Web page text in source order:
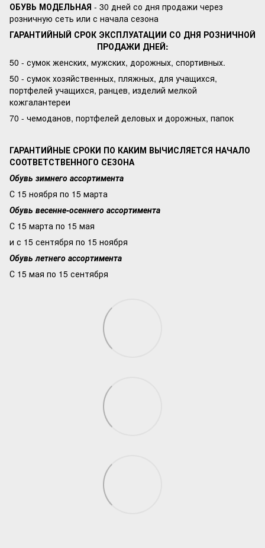
ОБУВЬ МОДЕЛЬНАЯ - 30 дней со дня продажи через
розничную сеть или с начала сезона
ГАРАНТИЙНЫЙ СРОК ЭКСПЛУАТАЦИИ СО ДНЯ РОЗНИЧНОЙ
ПРОДАЖИ ДНЕЙ:
50 - сумок женских, мужских, дорожных, спортивных.
50 - сумок хозяйственных, пляжных, для учащихся,
портфелей учащихся, ранцев, изделий мелкой
кожгалантереи
70 - чемоданов, портфелей деловых и дорожных, папок
ГАРАНТИЙНЫЕ СРОКИ ПО КАКИМ ВЫЧИСЛЯЕТСЯ НАЧАЛО
СООТВЕТСТВЕННОГО СЕЗОНА
Обувь зимнего ассортимента
С 15 ноября по 15 марта
Обувь весенне-осеннего ассортимента
С 15 марта по 15 мая
и с 15 сентября по 15 ноября
Обувь летнего ассортимента
С 15 мая по 15 сентября